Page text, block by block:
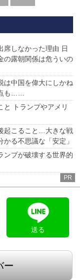
へ
席しなかった理由 日
の露朝関係は危ういの
は中国を偉大にしかね
も……
と トランプやアメリ
起こること…大きな戦
る不思議な「安定」
ンプが破壊する世界的
PR
送る
ー